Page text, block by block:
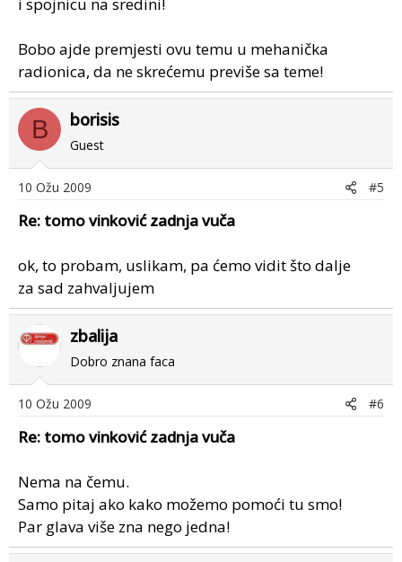
Bobo ajde premjesti ovu temu u mehanička
radionica, da ne skrećemu previše sa teme!
B borisis
Guest
10 Ožu 2009 #5
Re: tomo vinković zadnja vuča
ok, to probam, uslikam, pa ćemo vidit što dalje
za sad zahvaljujem
zbalija
Dobro znana faca
10 Ožu 2009 #6
Re: tomo vinković zadnja vuča
Nema na čemu.
Samo pitaj ako kako možemo pomoći tu smo!
Par glava više zna nego jedna!